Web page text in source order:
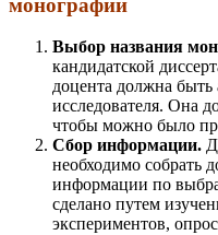
монографии
Выбор названия
кандидатской
доцента должна быть
исследователя. Она
чтобы можно было
Сбор информации.
необходимо собрать
информации по
сделано путем
экспериментов,